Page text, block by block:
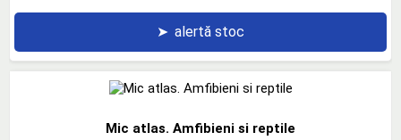
➤ alertă stoc
Mic atlas. Amfibieni si reptile